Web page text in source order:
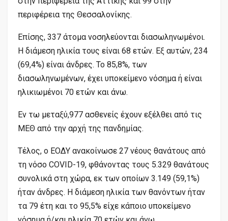
περιφέρεια της Θεσσαλονίκης.
Επίσης, 337 άτομα νοσηλεύονται διασωληνωμένοι.
Η διάμεση ηλικία τους είναι 68 ετών. Εξ αυτών, 234
(69,4%) είναι άνδρες. To 85,8%, των
διασωληνωμένων, έχει υποκείμενο νόσημα ή είναι
ηλικιωμένοι 70 ετών και άνω.
Εν τω μεταξύ,977 ασθενείς έχουν εξέλθει από τις
ΜΕΘ από την αρχή της πανδημίας.
Τέλος, ο ΕΟΔΥ ανακοίνωσε 27 νέους θανάτους από
τη νόσο COVID-19, φθάνοντας τους 5.329 θανάτους
συνολικά στη χώρα, εκ των οποίων 3.149 (59,1%)
ήταν άνδρες. Η διάμεση ηλικία των θανόντων ήταν
τα 79 έτη και το 95,5% είχε κάποιο υποκείμενο